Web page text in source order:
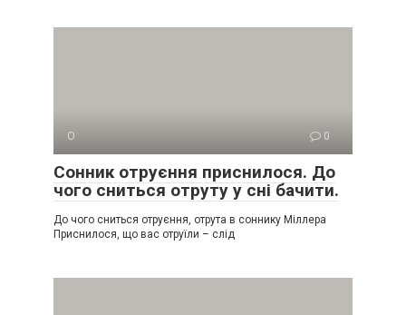
О 0
Сонник отруєння приснилося. До
чого сниться отруту у сні бачити.
До чого сниться отруєння, отрута в соннику Міллера
Приснилося, що вас отруїли – слід